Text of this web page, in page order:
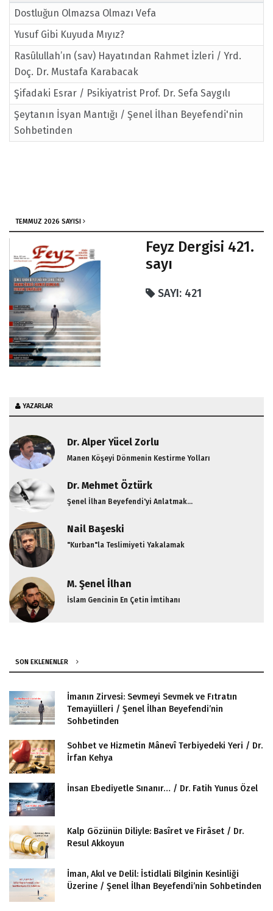
Dostluğun Olmazsa Olmazı Vefa
Yusuf Gibi Kuyuda Mıyız?
Rasûlullah’ın (sav) Hayatından Rahmet İzleri / Yrd.
Doç. Dr. Mustafa Karabacak
Şifadaki Esrar / Psikiyatrist Prof. Dr. Sefa Saygılı
Şeytanın İsyan Mantığı / Şenel İlhan Beyefendi'nin
Sohbetinden
TEMMUZ 2026 SAYISI
Feyz Dergisi 421.
sayı
SAYI: 421
YAZARLAR
Dr. Alper Yücel Zorlu
Manen Köşeyi Dönmenin Kestirme Yolları
Dr. Mehmet Öztürk
Şenel İlhan Beyefendi'yi Anlatmak...
Nail Başeski
"Kurban"la Teslimiyeti Yakalamak
M. Şenel İlhan
İslam Gencinin En Çetin İmtihanı
SON EKLENENLER
İmanın Zirvesi: Sevmeyi Sevmek ve Fıtratın
Temayülleri / Şenel İlhan Beyefendi’nin
Sohbetinden
Sohbet ve Hizmetin Mânevî Terbiyedeki Yeri / Dr.
İrfan Kehya
İnsan Ebediyetle Sınanır… / Dr. Fatih Yunus Özel
Kalp Gözünün Diliyle: Basîret ve Firâset / Dr.
Resul Akkoyun
İman, Akıl ve Delil: İstidlali Bilginin Kesinliği
Üzerine / Şenel İlhan Beyefendi’nin Sohbetinden